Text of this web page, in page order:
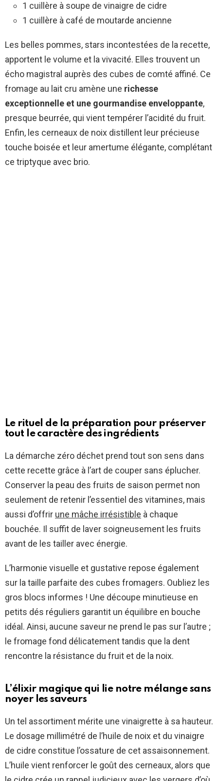
1 cuillère à soupe de vinaigre de cidre
1 cuillère à café de moutarde ancienne
Les belles pommes, stars incontestées de la recette,
apportent le volume et la vivacité. Elles trouvent un
écho magistral auprès des cubes de comté affiné. Ce
fromage au lait cru amène une richesse
exceptionnelle et une gourmandise enveloppante,
presque beurrée, qui vient tempérer l’acidité du fruit.
Enfin, les cerneaux de noix distillent leur précieuse
touche boisée et leur amertume élégante, complétant
ce triptyque avec brio.
Le rituel de la préparation pour préserver
tout le caractère des ingrédients
La démarche zéro déchet prend tout son sens dans
cette recette grâce à l’art de couper sans éplucher.
Conserver la peau des fruits de saison permet non
seulement de retenir l’essentiel des vitamines, mais
aussi d’offrir une mâche irrésistible à chaque
bouchée. Il suffit de laver soigneusement les fruits
avant de les tailler avec énergie.
L’harmonie visuelle et gustative repose également
sur la taille parfaite des cubes fromagers. Oubliez les
gros blocs informes ! Une découpe minutieuse en
petits dés réguliers garantit un équilibre en bouche
idéal. Ainsi, aucune saveur ne prend le pas sur l’autre ;
le fromage fond délicatement tandis que la dent
rencontre la résistance du fruit et de la noix.
L’élixir magique qui lie notre mélange sans
noyer les saveurs
Un tel assortiment mérite une vinaigrette à sa hauteur.
Le dosage millimétré de l’huile de noix et du vinaigre
de cidre constitue l’ossature de cet assaisonnement.
L’huile vient renforcer le goût des cerneaux, alors que